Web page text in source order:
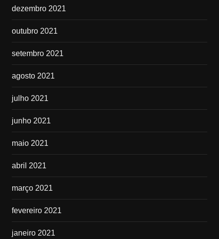
dezembro 2021
outubro 2021
setembro 2021
agosto 2021
julho 2021
junho 2021
maio 2021
abril 2021
março 2021
fevereiro 2021
janeiro 2021